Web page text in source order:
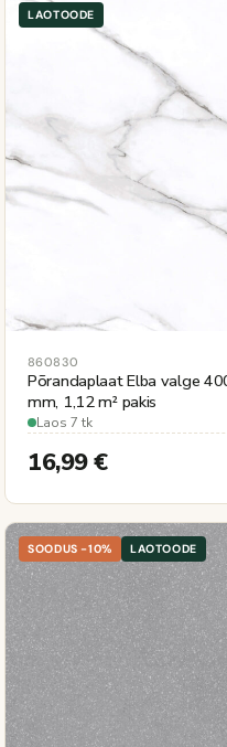
LAOTOODE
860830
Põrandaplaat Elba valge
mm, 1,12 m² pakis
Laos 7 tk
16,99€
SOODUS -10% LAOTOODE